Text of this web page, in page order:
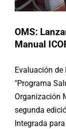
OMS:
Manual
Evaluación de
"Programa
Organización
segunda
Integrada